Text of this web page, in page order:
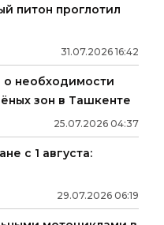
питон проглотил
31.07.2026 16:42
о необходимости
зон в Ташкенте
25.07.2026 04:37
с 1 августа:
29.07.2026 06:19